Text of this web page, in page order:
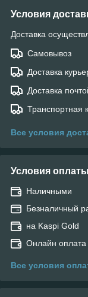
Условия
Доставка
Самовывоз
Доставка
Доставка
Транспортная
Все условия
Условия оплаты
Наличными
Безналичный
на Kaspi Gold
Онлайн оплата
Все условия